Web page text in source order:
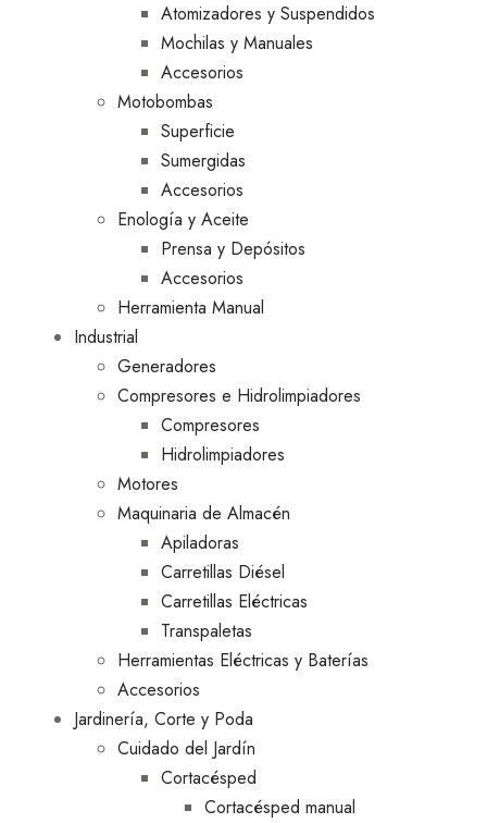
Atomizadores y Suspendidos
Mochilas y Manuales
Accesorios
Motobombas
Superficie
Sumergidas
Accesorios
Enología y Aceite
Prensa y Depósitos
Accesorios
Herramienta Manual
Industrial
Generadores
Compresores e Hidrolimpiadores
Compresores
Hidrolimpiadores
Motores
Maquinaria de Almacén
Apiladoras
Carretillas Diésel
Carretillas Eléctricas
Transpaletas
Herramientas Eléctricas y Baterías
Accesorios
Jardinería, Corte y Poda
Cuidado del Jardín
Cortacésped
Cortacésped manual